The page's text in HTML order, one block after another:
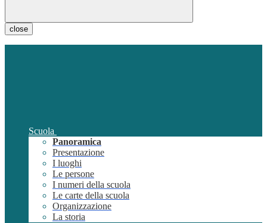
close
Scuola
Panoramica
Presentazione
I luoghi
Le persone
I numeri della scuola
Le carte della scuola
Organizzazione
La storia